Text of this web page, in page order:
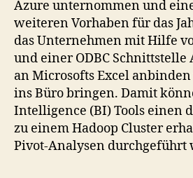
Azure unternommen und
weiteren Vorhaben für das
das Unternehmen mit Hilfe
und einer ODBC Schnittstelle
an Microsofts Excel anbinden
ins Büro bringen. Damit
Intelligence (BI) Tools einen
zu einem Hadoop Cluster
Pivot-Analysen durchgeführt